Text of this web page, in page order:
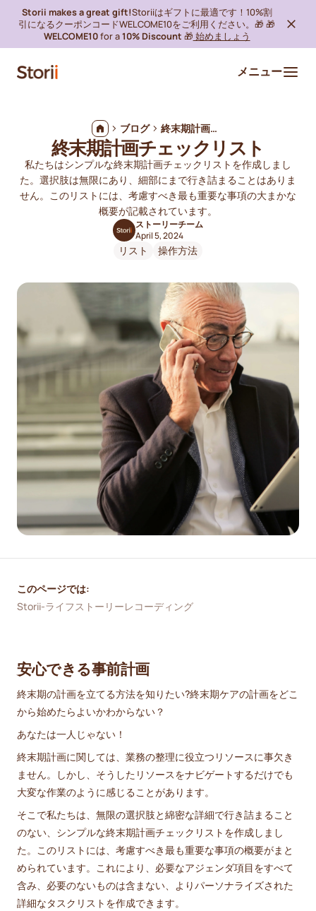
Storii makes a great gift!Storiiはギフトに最適です！10%割
引になるクーポンコードWELCOME10をご利用ください。🎁 🎁
WELCOME10for a10% Discount 🎁 始めましょう
メニュー
ブログ 終末期計画チェックリスト
終末期計画チェックリスト
私たちはシンプルな終末期計画チェックリストを作成しまし
た。選択肢は無限にあり、細部にまで行き詰まることはありま
せん。このリストには、考慮すべき最も重要な事項の大まかな
概要が記載されています。
ストーリーチーム
April 5, 2024
リスト 操作方法
このページでは:
Storii-ライフストーリーレコーディング
安心できる事前計画
終末期の計画を立てる方法を知りたい?終末期ケアの計画をどこ
から始めたらよいかわからない？
あなたは一人じゃない！
終末期計画に関しては、業務の整理に役立つリソースに事欠き
ません。しかし、そうしたリソースをナビゲートするだけでも
大変な作業のように感じることがあります。
そこで私たちは、無限の選択肢と綿密な詳細で行き詰まること
のない、シンプルな終末期計画チェックリストを作成しまし
た。このリストには、考慮すべき最も重要な事項の概要がまと
められています。これにより、必要なアジェンダ項目をすべて
含み、必要のないものは含まない、よりパーソナライズされた
詳細なタスクリストを作成できます。